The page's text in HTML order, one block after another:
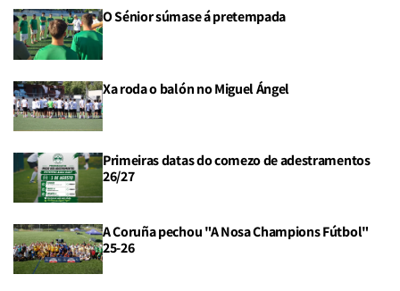
O Sénior súmase á pretempada
Xa roda o balón no Miguel Ángel
Primeiras datas do comezo de adestramentos
26/27
A Coruña pechou "A Nosa Champions Fútbol"
25-26